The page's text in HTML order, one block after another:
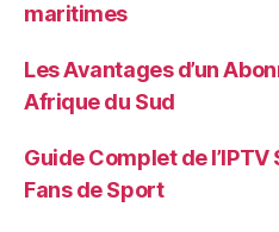
maritimes
Les Avantages d’un
Afrique du Sud
Guide Complet de
Fans de Sport